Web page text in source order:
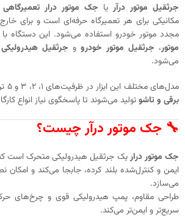
جرثقیل موتور درآریا جک موتور درار تعمیرگاهی
مکانیکی برای هر تعمیرگاه حرفه‌ای است و برای
مجدد موتور خودرو استفاده می‌شود. این دستگاه
موتور، جرثقیل موتور خودرو و جرثقیل
می‌شود.
مدل‌های مختلف این ابزار در ظرفیت‌های ۱، ۲، ۳ و ۵ تن و در نسخه‌های
برقی و تاشوتولید می‌شوند تا پاسخگوی نیاز انواع
🔧 جک موتور درآر چیست؟
جک موتور دراریک جرثقیل هیدرولیکی متحرک است
ایمن و کنترل‌شده بلند کرده، جابجا می‌کند و امکان
می‌سازد.
طراحی مقاوم، پمپ هیدرولیکی قوی و چرخ‌های
سریع‌تر و ایمن‌تر می‌کند.